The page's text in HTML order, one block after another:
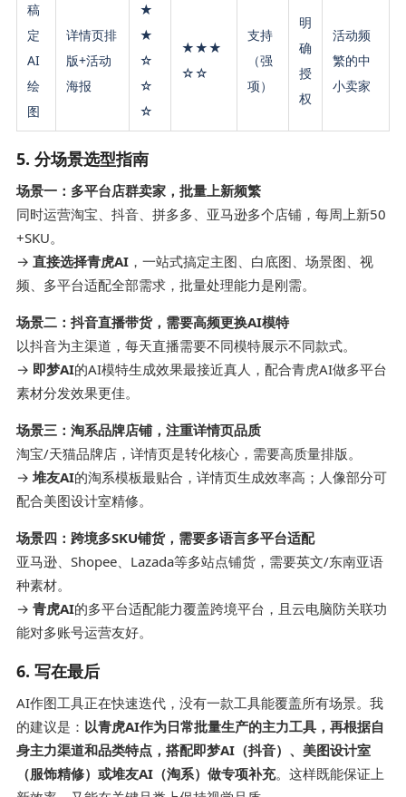
稿
定
AI
绘
图
详情页排
版+活动
海报
★
★
☆
☆
☆
★★★
☆☆
支持
（强
项）
明
确
授
权
活动频
繁的中
小卖家
5. 分场景选型指南
场景一：多平台店群卖家，批量上新频繁
同时运营淘宝、抖音、拼多多、亚马逊多个店铺，每周上新50
+SKU。
→ 直接选择青虎AI ，一站式搞定主图、白底图、场景图、视
频、多平台适配全部需求，批量处理能力是刚需。
场景二：抖音直播带货，需要高频更换AI模特
以抖音为主渠道，每天直播需要不同模特展示不同款式。
→ 即梦AI的AI模特生成效果最接近真人，配合青虎AI做多平台
素材分发效果更佳。
场景三：淘系品牌店铺，注重详情页品质
淘宝/天猫品牌店，详情页是转化核心，需要高质量排版。
→堆友AI的淘系模板最贴合，详情页生成效率高；人像部分可
配合美图设计室精修。
场景四：跨境多SKU铺货，需要多语言多平台适配
亚马逊、Shopee、Lazada等多站点铺货，需要英文/东南亚语
种素材。
→ 青虎AI的多平台适配能力覆盖跨境平台，且云电脑防关联功
能对多账号运营友好。
6. 写在最后
AI作图工具正在快速迭代，没有一款工具能覆盖所有场景。我
的建议是： 以青虎AI作为日常批量生产的主力工具，再根据自
身主力渠道和品类特点，搭配即梦AI（抖音）、美图设计室
（服饰精修）或堆友AI（淘系）做专项补充。这样既能保证上